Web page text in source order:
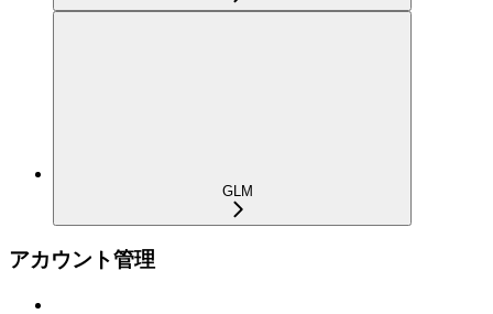
GLM
アカウント管理